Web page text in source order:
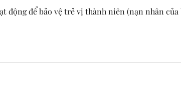
động để bảo vệ trẻ vị thành niên (nạn nhân